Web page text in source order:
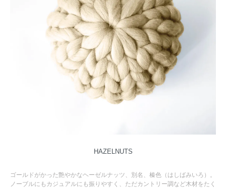
HAZELNUTS
ゴールドがかった艶やかなヘーゼルナッツ、別名、榛色（はしばみいろ）。
ノーブルにもカジュアルにも振りやすく、ただカントリー調など木材をたく